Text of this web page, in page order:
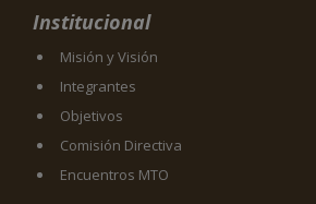
Institucional
Misión y Visión
Integrantes
Objetivos
Comisión Directiva
Encuentros MTO